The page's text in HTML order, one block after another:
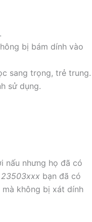
bị bám dính vào
sang trọng, trẻ trung.
sử dụng.
nấu nhưng họ đã có
23503xxx bạn đã có
mà không bị xát dính